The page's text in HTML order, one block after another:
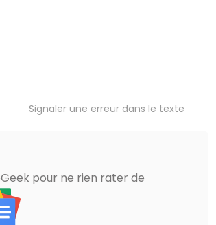
Signaler une erreur dans le texte
pour ne rien rater de